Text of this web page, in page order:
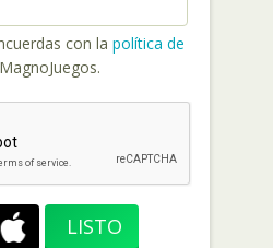
con la política de